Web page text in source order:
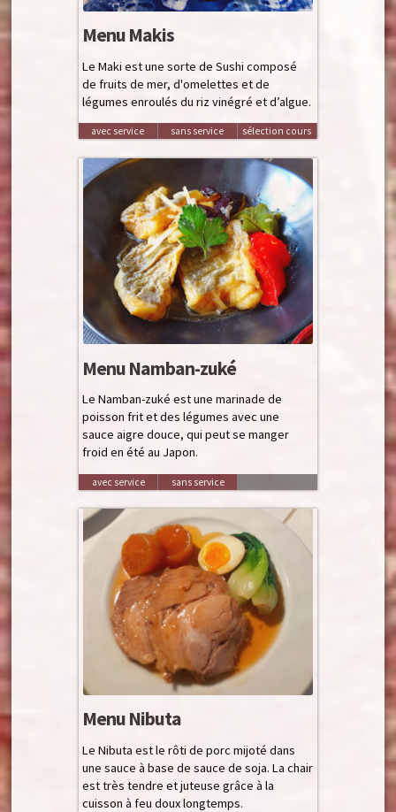
Menu Makis
Le Maki est une sorte de Sushi composé
de fruits de mer, d'omelettes et de
légumes enroulés du riz vinégré et d’algue.
avec service sans service sélection cours
Menu Namban-zuké
Le Namban-zuké est une marinade de
poisson frit et des légumes avec une
sauce aigre douce, qui peut se manger
froid en été au Japon.
avec service sans service
Menu Nibuta
Le Nibuta est le rôti de porc mijoté dans
une sauce à base de sauce de soja. La chair
est très tendre et juteuse grâce à la
cuisson à feu doux longtemps.